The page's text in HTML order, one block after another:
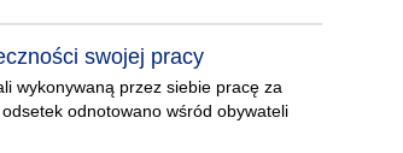
swojej pracy
wykonywaną przez siebie pracę za
odnotowano wśród obywateli